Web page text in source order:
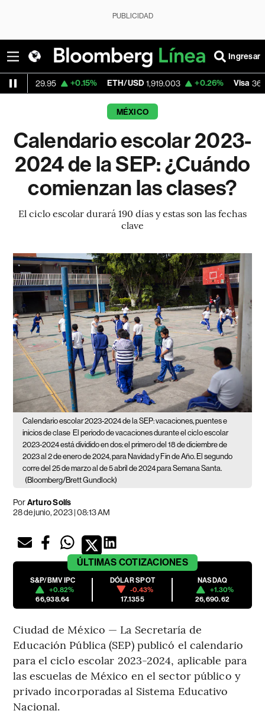
PUBLICIDAD
Ingresar
+0.15% ETH/USD 1,919.003 +0.26% Visa 362.50 -
MÉXICO
Calendario escolar 2023-
2024 de la SEP: ¿Cuándo
comienzan las clases?
El ciclo escolar durará 190 días y estas son las fechas
clave
Calendario escolar 2023-2024 de la SEP: vacaciones, puentes e
inicios de clase El periodo de vacaciones durante el ciclo escolar
2023-2024 está dividido en dos: el primero del 18 de diciembre de
2023 al 2 de enero de 2024, para Navidad y Fin de Año. El segundo
corre del 25 de marzo al de 5 abril de 2024 para Semana Santa.
(Bloomberg/Brett Gundlock)
PorArturo Solís
28 de junio, 2023 | 08:13 AM
ÚLTIMAS COTIZACIONES
S&P/BMV IPC
+0.82%
66,938.64
DÓLAR SPOT
-0.43%
17.1355
NASDAQ
+1.30%
26,690.62
Ciudad de México — La Secretaría de
Educación Pública (SEP) publicó el calendario
para el ciclo escolar 2023-2024, aplicable para
las escuelas de México en el sector público y
privado incorporadas al Sistema Educativo
Nacional.